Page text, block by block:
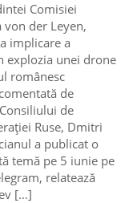
Comisiei
von der Leyen,
implicare a
explozia unei drone
românesc
de
de
Ruse, Dmitri
a publicat o
temă pe 5 iunie pe
relatează
[…]